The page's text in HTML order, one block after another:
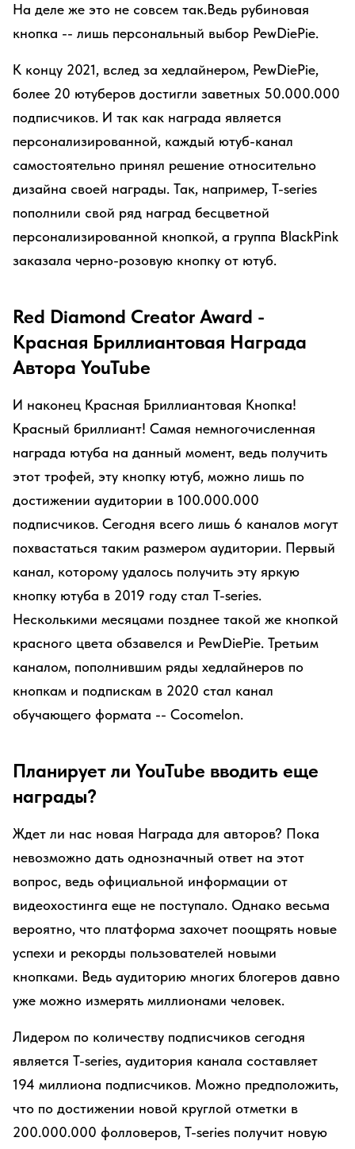
На деле же это не совсем так.Ведь рубиновая
кнопка -- лишь персональный выбор PewDiePie.
К концу 2021, вслед за хедлайнером, PewDiePie,
более 20 ютуберов достигли заветных 50.000.000
подписчиков. И так как награда является
персонализированной, каждый ютуб-канал
самостоятельно принял решение относительно
дизайна своей награды. Так, например, T-series
пополнили свой ряд наград бесцветной
персонализированной кнопкой, а группа BlackPink
заказала черно-розовую кнопку от ютуб.
Red Diamond Creator Award -
Красная Бриллиантовая Награда
Автора YouTube
И наконец Красная Бриллиантовая Кнопка!
Красный бриллиант! Самая немногочисленная
награда ютуба на данный момент, ведь получить
этот трофей, эту кнопку ютуб, можно лишь по
достижении аудитории в 100.000.000
подписчиков. Сегодня всего лишь 6 каналов могут
похвастаться таким размером аудитории. Первый
канал, которому удалось получить эту яркую
кнопку ютуба в 2019 году стал T-series.
Несколькими месяцами позднее такой же кнопкой
красного цвета обзавелся и PewDiePie. Третьим
каналом, пополнившим ряды хедлайнеров по
кнопкам и подпискам в 2020 стал канал
обучающего формата -- Cocomelon.
Планирует ли YouTube вводить еще
награды?
Ждет ли нас новая Награда для авторов? Пока
невозможно дать однозначный ответ на этот
вопрос, ведь официальной информации от
видеохостинга еще не поступало. Однако весьма
вероятно, что платформа захочет поощрять новые
успехи и рекорды пользователей новыми
кнопками. Ведь аудиторию многих блогеров давно
уже можно измерять миллионами человек.
Лидером по количеству подписчиков сегодня
является T-series, аудитория канала составляет
194 миллиона подписчиков. Можно предположить,
что по достижении новой круглой отметки в
200.000.000 фолловеров, T-series получит новую